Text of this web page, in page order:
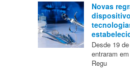
Novas
Desde 19
entraram
Regu